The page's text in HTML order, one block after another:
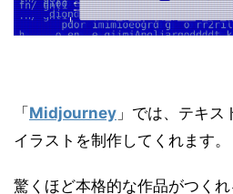
「 Midjourney 」では、テキ
イラストを制作してくれます。
驚くほど本格的な作品がつく